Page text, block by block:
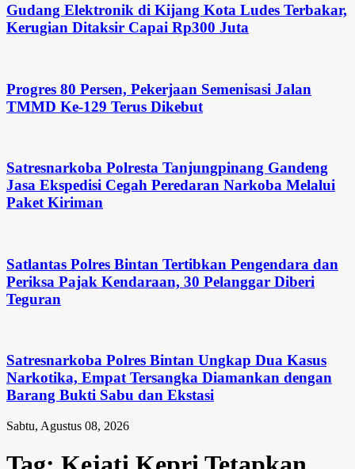
Gudang Elektronik di Kijang Kota Ludes Terbakar,
Kerugian Ditaksir Capai Rp300 Juta
Progres 80 Persen, Pekerjaan Semenisasi Jalan
TMMD Ke-129 Terus Dikebut
Satresnarkoba Polresta Tanjungpinang Gandeng
Jasa Ekspedisi Cegah Peredaran Narkoba Melalui
Paket Kiriman
Satlantas Polres Bintan Tertibkan Pengendara dan
Periksa Pajak Kendaraan, 30 Pelanggar Diberi
Teguran
Satresnarkoba Polres Bintan Ungkap Dua Kasus
Narkotika, Empat Tersangka Diamankan dengan
Barang Bukti Sabu dan Ekstasi
Sabtu, Agustus 08, 2026